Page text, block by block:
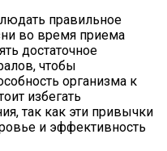
правильное
во время приема
достаточное
чтобы
организма к
избегать
так как эти привычки
и эффективность